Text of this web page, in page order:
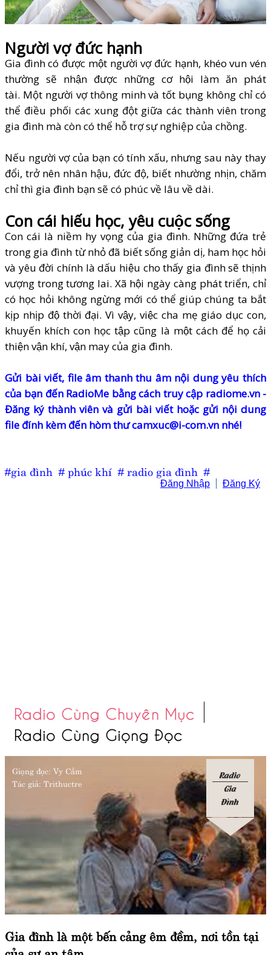
Người vợ đức hạnh
Gia đình có được một người vợ đức hạnh, khéo vun vén
thường sẽ nhận được những cơ hội làm ăn phát
tài. Một người vợ thông minh và tốt bụng không chỉ có
thể điều phối các xung đột giữa các thành viên trong
gia đình mà còn có thể hỗ trợ sự nghiệp của chồng.
Nếu người vợ của bạn có tính xấu, nhưng sau này thay
đổi, trở nên nhân hậu, đức độ, biết nhường nhịn, chăm
chỉ thì gia đình bạn sẽ có phúc về lâu về dài.
Con cái hiếu học, yêu cuộc sống
Con cái là niềm hy vọng của gia đình. Những đứa trẻ
trong gia đình từ nhỏ đã biết sống giản dị, ham học hỏi
và yêu đời chính là dấu hiệu cho thấy gia đình sẽ thịnh
vượng trong tương lai. Xã hội ngày càng phát triển, chỉ
có học hỏi không ngừng mới có thể giúp chúng ta bắt
kịp nhịp độ thời đại. Vì vậy, việc cha mẹ giáo dục con,
khuyến khích con học tập cũng là một cách để họ cải
thiện vận khí, vận may của gia đình.
Gửi bài viết, file âm thanh thu âm nội dung yêu thích
của bạn đến RadioMe bằng cách truy cập radiome.vn-
Đăng ký thành viên và gửi bài viết hoặc gửi nội dung
file đính kèm đến hòm thưcamxuc@i-com.vn nhé!
#gia đình # phúc khí # radio gia đình #
Đăng Nhập Đăng Ký
Radio Cùng Chuyên Mục
Radio Cùng Giọng Đọc
Giọng đọc: Vy Cầm
Tác giả: Trithuctre
Radio
Gia
Đình
Gia đình là một bến cảng êm đềm, nơi tồn tại